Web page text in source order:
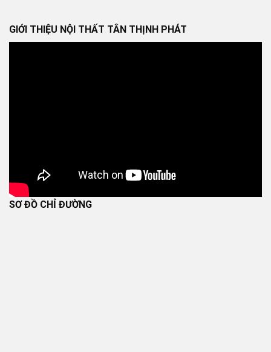
GIỚI THIỆU NỘI THẤT TÂN THỊNH PHÁT
SƠ ĐỒ CHỈ ĐƯỜNG